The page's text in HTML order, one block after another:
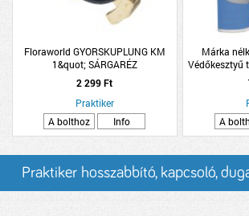
Floraworld GYORSKUPLUNG KM
1&quot; SÁRGARÉZ
2 299 Ft
Praktiker
A bolthoz
Info
Márka
Védőkesztyű
A
Praktiker hosszabbító, kapcsoló,